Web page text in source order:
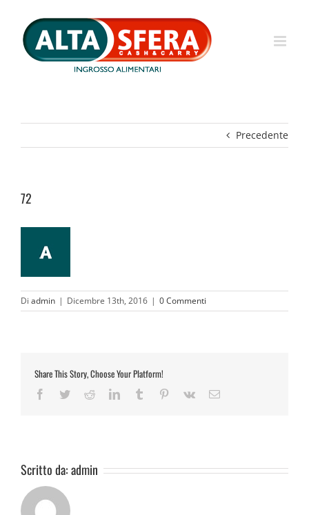
contenuto
Precedente
72
Di admin | Dicembre 13th, 2016 | 0 Commenti
Share This Story, Choose Your Platform!
Facebook
TwitterRedditLinkedInTumblr Pinterest
Vk Email
Scritto da:admin